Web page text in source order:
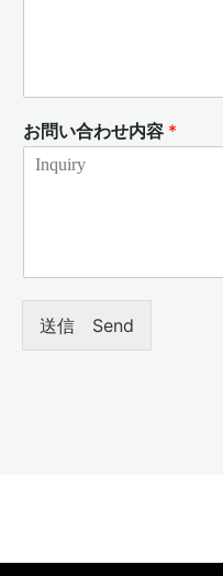
お問い合わせ内容 *
送信 Send